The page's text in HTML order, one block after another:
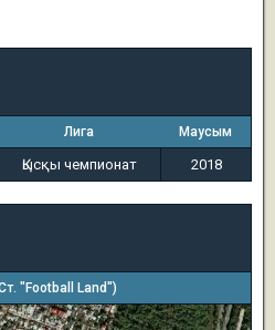
Лига Маусым
Қысқы чемпионат 2018
"Football Land")